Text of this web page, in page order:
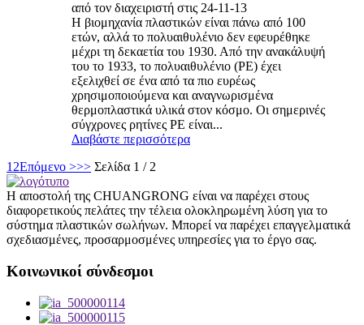
από τον διαχειριστή στις 24-11-13
Η βιομηχανία πλαστικών είναι πάνω από 100
ετών, αλλά το πολυαιθυλένιο δεν εφευρέθηκε
μέχρι τη δεκαετία του 1930. Από την ανακάλυψή
του το 1933, το πολυαιθυλένιο (PE) έχει
εξελιχθεί σε ένα από τα πιο ευρέως
χρησιμοποιούμενα και αναγνωρισμένα
θερμοπλαστικά υλικά στον κόσμο. Οι σημερινές
σύγχρονες ρητίνες PE είναι...
Διαβάστε περισσότερα
12Επόμενο >>> Σελίδα 1 / 2
Η αποστολή της CHUANGRONG είναι να παρέχει στους
διαφορετικούς πελάτες την τέλεια ολοκληρωμένη λύση για το
σύστημα πλαστικών σωλήνων. Μπορεί να παρέχει επαγγελματικά
σχεδιασμένες, προσαρμοσμένες υπηρεσίες για το έργο σας.
Κοινωνικοί σύνδεσμοι